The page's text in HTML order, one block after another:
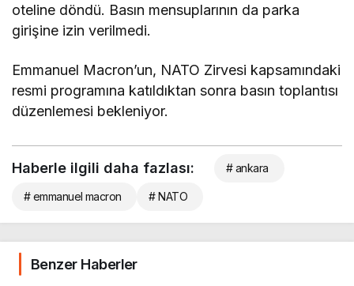
oteline döndü. Basın mensuplarının da parka
girişine izin verilmedi.
Emmanuel Macron’un, NATO Zirvesi kapsamındaki
resmi programına katıldıktan sonra basın toplantısı
düzenlemesi bekleniyor.
Haberle ilgili daha fazlası: # ankara
# emmanuel macron # NATO
Benzer Haberler